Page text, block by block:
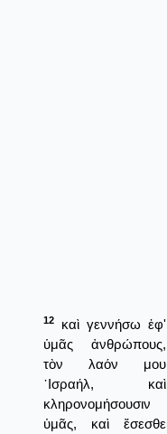
12
καὶ γεννήσω ἐφ'
ὑμᾶς ἀνθρώπους,
τὸν λαόν μου
᾿Ισραήλ, καὶ
κληρονομήσουσιν
ὑμᾶς, καὶ ἔσεσθε